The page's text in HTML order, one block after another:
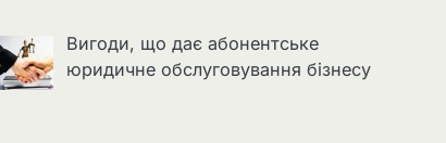
Вигоди, що дає абонентське
юридичне обслуговування бізнесу